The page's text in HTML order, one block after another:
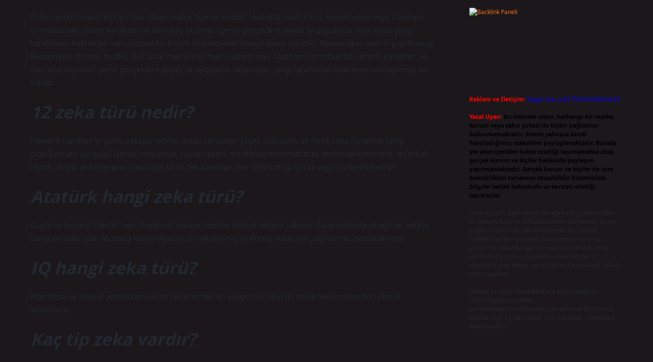
Psikolojideki makul kişi için bkz: Reasonable human model. Hukukta, makul kişi, makul adam veya Clapham
Omnibus’taki adam, karakteri ve davranış biçimleri genel gerçeklere dayalı iyi uygulama veya siyasi yargı
tarafından belirlenen varsayımsal bir kişidir. Psikolojideki makul adam için bkz: Reasonable man in psychology.
Reasonable human model. Hukukta, makul kişi, makul adam veya Clapham Omnibus’taki adam, karakteri ve
davranış biçimleri genel gerçeklere dayalı iyi uygulama veya siyasi yargı tarafından belirlenen varsayımsal bir
kişidir.
12 zeka türü nedir?
Howard Gardner’ın çoklu zekalar teorisi, insan zekasının çeşitli olduğunu ve farklı zeka türlerine sahip
olduğumuzu vurgular. Görsel-mekansal, sosyal, sözel, mantıksal-matematiksel, bedensel-kinestetik, müzikal-
ritmik, doğal ve kişilerarası zeka gibi farklı zeka alanları, her birimizin güçlü ve zayıf yönlerini belirler.
Atatürk hangi zeka türü?
Güçlü ve başarılı liderler hem duygusal zekaya hem de bilişsel zekaya sahiptir. Çalışmamızda duygusal zekaya
sahip bir lider olan Mustafa Kemal Atatürk örnek alınmış ve konuşmalarıyla çalışmamızı desteklemiştir.
IQ hangi zeka türü?
Mantıksal ve bilişsel yetenekleri ölçen zeka testleri en yaygın tür olup IQ (zeka bölümü) testleri olarak
adlandırılır.
Kaç tip zeka vardır?
Reklam ve İletişim:Skype: live:.cid.575569c608265c69
Yasal Uyarı: Bu internet sitesi, herhangi bir marka,
kurum veya şahıs şirketi ile hiçbir bağlantısı
bulunmamaktadır. Sitede yalnızca kendi
hazırladığımız makaleler paylaşılmaktadır. Burada
yer alan içerikler haber niteliği taşımamakta olup,
gerçek kurum ve kişiler hakkında paylaşım
yapılmamaktadır. Gerçek kurum ve kişiler ile isim
benzerlikleri tamamen tesadüfidir. Sitemizdeki
bilgiler taslak halindedir ve tavsiye niteliği
taşımazlar.
sitedeki içerikleri proaktif olarak denetleme veya
üyelerimiz yazdıkları içeriklerin sorumluluğunu
düşündüğünüz içerikleri,
halinde, ilgili içerikler yasal süre içerisinde sitemizden